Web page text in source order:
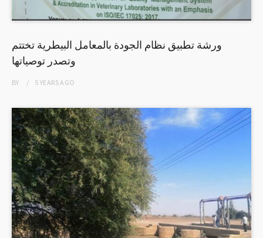
ورشة تطبيق نظام الجودة بالمعامل البيطرية تختتم
وتصدر توصياتها
BY 5 YEARSAGO